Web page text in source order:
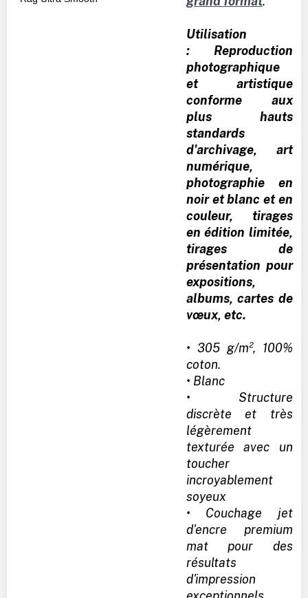
Utilisation
: Reproduction
photographique
et artistique
conforme aux
plus hauts
standards
d'archivage, art
numérique,
photographie en
noir et blanc et en
couleur, tirages
en édition limitée,
tirages de
présentation pour
expositions,
albums, cartes de
vœux, etc.
• 305 g/m², 100%
coton.
• Blanc
• Structure
discrète et très
légèrement
texturée avec un
toucher
incroyablement
soyeux
• Couchage jet
d'encre premium
mat pour des
résultats
d'impression